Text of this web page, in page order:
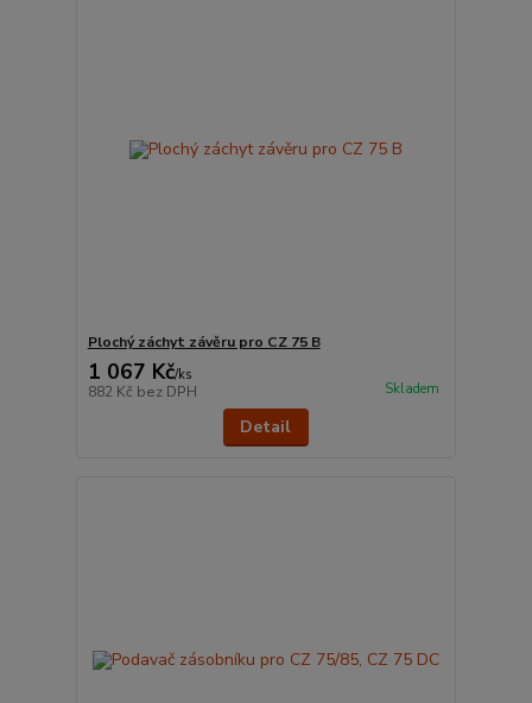
Plochý záchyt závěru pro CZ 75 B
1 067 Kč/ks
882 Kč bez DPH Skladem
Detail